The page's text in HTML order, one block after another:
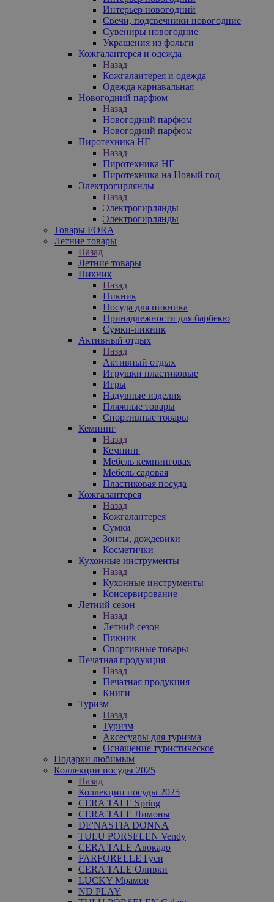
Интерьер новогодний
Свечи, подсвечники новогодние
Сувениры новогодние
Украшения из фольги
Кожгалантерея и одежда
Назад
Кожгалантерея и одежда
Одежда карнавальная
Новогодний парфюм
Назад
Новогодний парфюм
Новогодний парфюм
Пиротехника НГ
Назад
Пиротехника НГ
Пиротехника на Новый год
Электрогирлянды
Назад
Электрогирлянды
Электрогирлянды
Товары FORA
Летние товары
Назад
Летние товары
Пикник
Назад
Пикник
Посуда для пикника
Принадлежности для барбекю
Сумки-пикник
Активный отдых
Назад
Активный отдых
Игрушки пластиковые
Игры
Надувные изделия
Пляжные товары
Спортивные товары
Кемпинг
Назад
Кемпинг
Мебель кемпинговая
Мебель садовая
Пластиковая посуда
Кожгалантерея
Назад
Кожгалантерея
Сумки
Зонты, дождевики
Косметички
Кухонные инструменты
Назад
Кухонные инструменты
Консервирование
Летний сезон
Назад
Летний сезон
Пикник
Спортивные товары
Печатная продукция
Назад
Печатная продукция
Книги
Туризм
Назад
Туризм
Аксесуары для туризма
Оснащение туристическое
Подарки любимым
Коллекции посуды 2025
Назад
Коллекции посуды 2025
CERA TALE Spring
CERA TALE Лимоны
DE'NASTIA DONNA
TULU PORSELEN Vendy
CERA TALE Авокадо
FARFORELLE Гуси
CERA TALE Оливки
LUCKY Мрамор
ND PLAY